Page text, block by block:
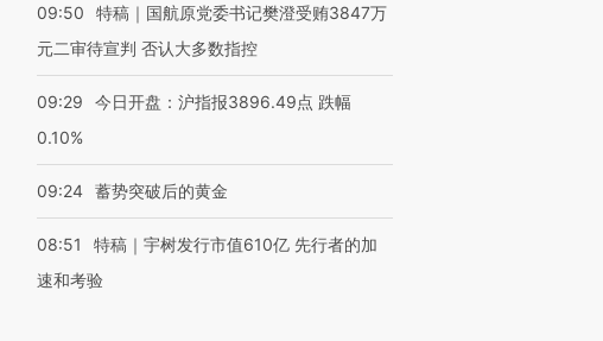
09:50
特稿｜国航原党委书记樊澄受贿3847万
元二审待宣判 否认大多数指控
09:29
今日开盘：沪指报3896.49点 跌幅
0.10%
09:24 蓄势突破后的黄金
08:51
特稿｜宇树发行市值610亿 先行者的加
速和考验